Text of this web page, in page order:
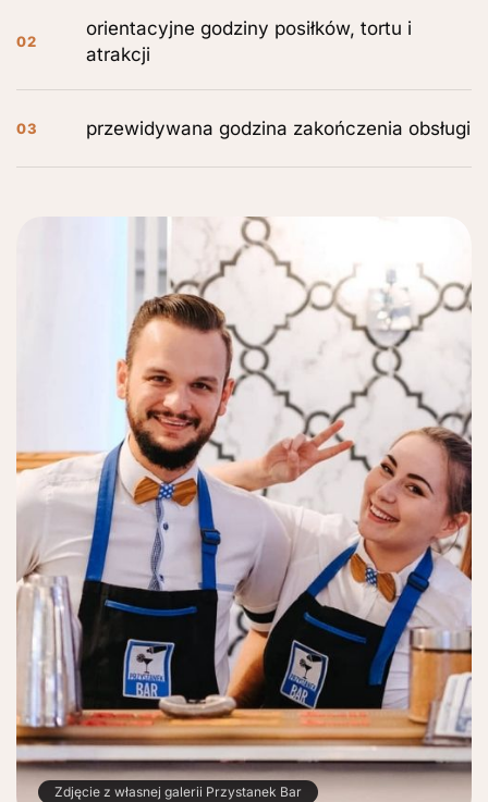
02
orientacyjne godziny posiłków, tortu i
atrakcji
03 przewidywana godzina zakończenia obsługi
Zdjęcie z własnej galerii Przystanek Bar